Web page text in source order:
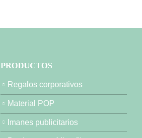
PRODUCTOS
Regalos corporativos
Material POP
Imanes publicitarios